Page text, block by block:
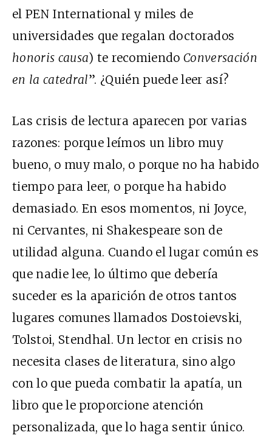
el PEN International y miles de
universidades que regalan doctorados
honoris causa) te recomiendo Conversación
en la catedral”. ¿Quién puede leer así?
Las crisis de lectura aparecen por varias
razones: porque leímos un libro muy
bueno, o muy malo, o porque no ha habido
tiempo para leer, o porque ha habido
demasiado. En esos momentos, ni Joyce,
ni Cervantes, ni Shakespeare son de
utilidad alguna. Cuando el lugar común es
que nadie lee, lo último que debería
suceder es la aparición de otros tantos
lugares comunes llamados Dostoievski,
Tolstoi, Stendhal. Un lector en crisis no
necesita clases de literatura, sino algo
con lo que pueda combatir la apatía, un
libro que le proporcione atención
personalizada, que lo haga sentir único.